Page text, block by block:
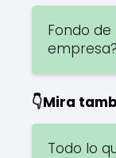
Fondo
empresa?
👇Mira
Todo lo